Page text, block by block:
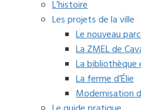
L’histoire
Les projets de la ville
Le nouveau
La ZMEL de
La
La ferme d’Élie
Modernisation